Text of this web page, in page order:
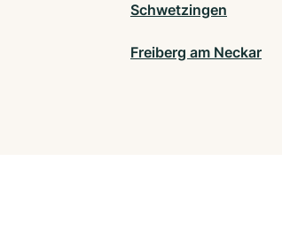
Schwetzingen
Freiberg am Neckar